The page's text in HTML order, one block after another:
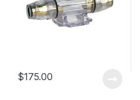
$175.00